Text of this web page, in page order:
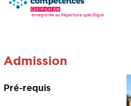
Admission
Pré-requis